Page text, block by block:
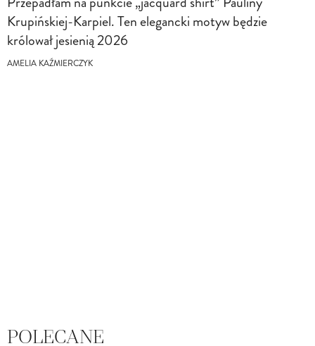
Krupińskiej-Karpiel. Ten elegancki motyw będzie
królował jesienią 2026
AMELIA KAŹMIERCZYK
POLECANE